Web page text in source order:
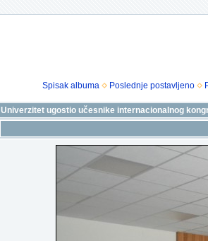
Spisak albuma Poslednje postavljeno
Univerzitet ugostio učesnike internacionalnog